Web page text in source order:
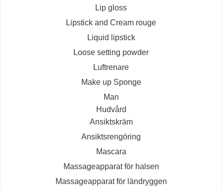
Lip gloss
Lipstick and Cream rouge
Liquid lipstick
Loose setting powder
Luftrenare
Make up Sponge
Man
Hudvård
Ansiktskräm
Ansiktsrengöring
Mascara
Massageapparat för halsen
Massageapparat för ländryggen